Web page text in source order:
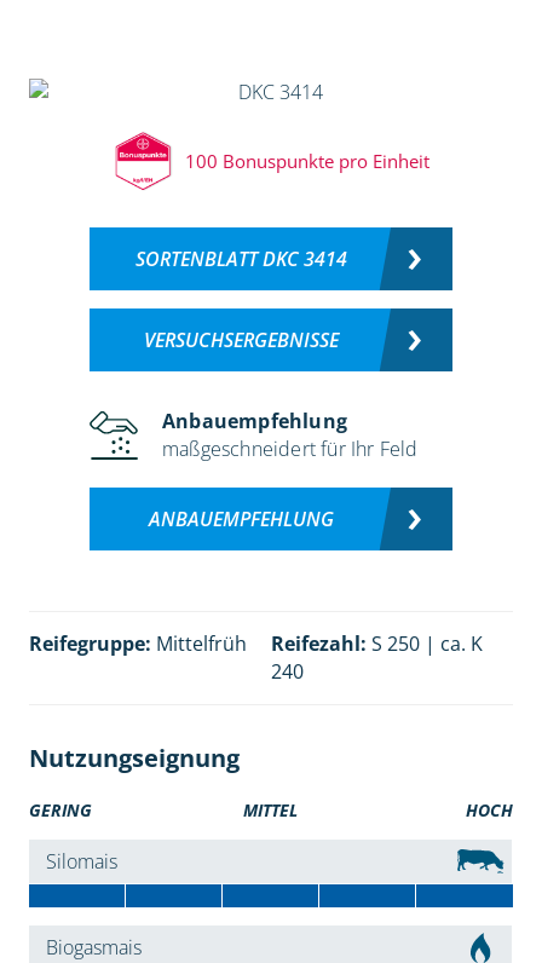
100 Bonuspunkte pro Einheit
SORTENBLATT DKC 3414
VERSUCHSERGEBNISSE
Anbauempfehlung
maßgeschneidert für Ihr Feld
ANBAUEMPFEHLUNG
Reifegruppe: Mittelfrüh Reifezahl: S 250 | ca. K
240
Nutzungseignung
GERING MITTEL HOCH
Silomais
Biogasmais